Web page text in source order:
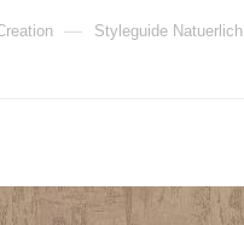
— Styleguide Natuerlich